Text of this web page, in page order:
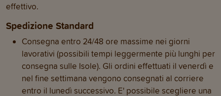
effettivo.
Spedizione Standard
Consegna entro 24/48 ore massime nei giorni
lavorativi (possibili tempi leggermente più lunghi per
consegna sulle Isole). Gli ordini effettuati il venerdì e
nel fine settimana vengono consegnati al corriere
entro il lunedì successivo. E' possibile scegliere una